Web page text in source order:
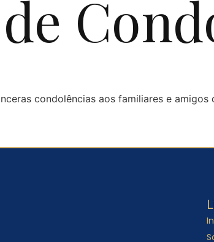
condolências aos familiares e amigos